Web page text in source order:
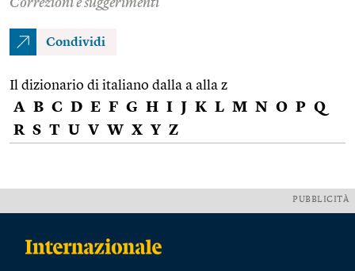
Condividi
Il dizionario di italiano dalla a alla z
A B C D E F G H I J K L M N O P Q
R S T U V W X Y Z
PUBBLICITÀ